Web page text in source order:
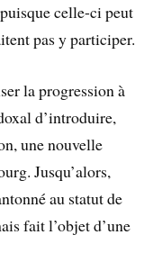
celle-ci peut
pas y participer.
la progression à
d’introduire,
une nouvelle
Jusqu’alors,
au statut de
fait l’objet d’une